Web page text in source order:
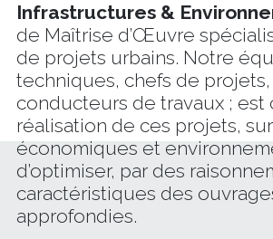
Infrastructures &
de Maîtrise d’Œuvre
de projets urbains. Notre
techniques, chefs de
conducteurs de travaux ;
réalisation de ces projets,
économiques et
d’optimiser, par des
caractéristiques des
approfondies.